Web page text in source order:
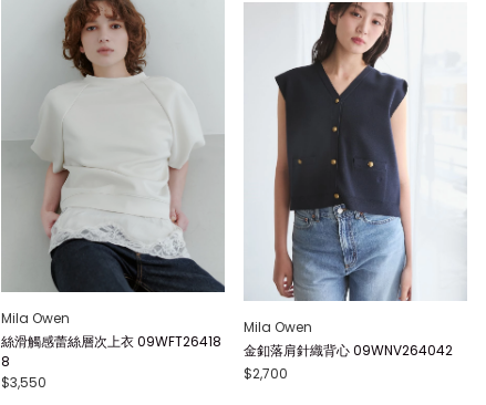
Mila Owen
絲滑觸感蕾絲層次上衣 09WFT26418
8
$3,550
Mila Owen
金釦落肩針織背心 09WNV264042
$2,700